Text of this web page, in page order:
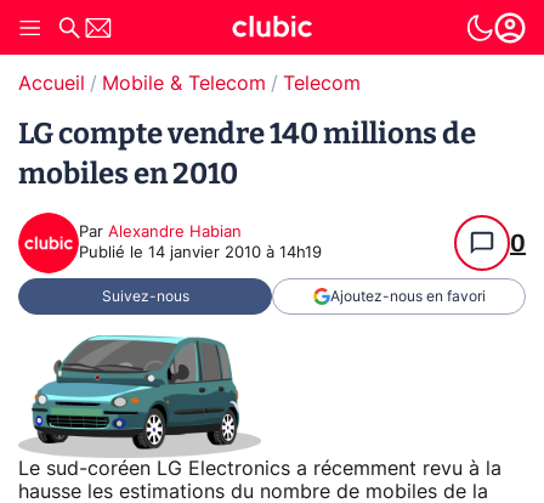
Accueil Mobile & Telecom Telecom
LG compte vendre 140 millions de
mobiles en 2010
Par Alexandre Habian
Publié le 14 janvier 2010 à 14h19 0
Suivez-nous Ajoutez-nous en favori
Le sud-coréen LG Electronics a récemment revu à la
hausse les estimations du nombre de mobiles de la